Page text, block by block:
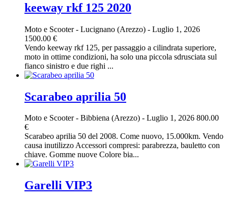
keeway rkf 125 2020
Moto e Scooter- Lucignano (Arezzo) - Luglio 1, 2026
1500.00 €
Vendo keeway rkf 125, per passaggio a cilindrata superiore,
moto in ottime condizioni, ha solo una piccola sdrusciata sul
fianco sinistro e due righi ...
Scarabeo aprilia 50
Moto e Scooter- Bibbiena (Arezzo) - Luglio 1, 2026 800.00
€
Scarabeo aprilia 50 del 2008. Come nuovo, 15.000km. Vendo
causa inutilizzo Accessori compresi: parabrezza, bauletto con
chiave. Gomme nuove Colore bia...
Garelli VIP3